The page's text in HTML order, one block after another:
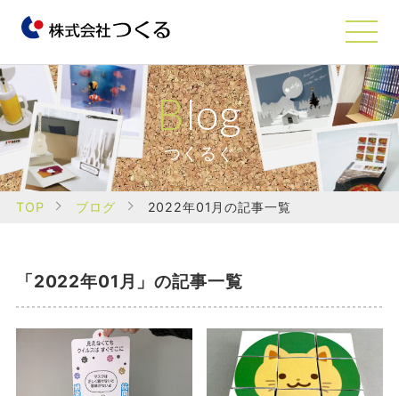
Blog
つくるぐ
TOP ブログ 2022年01月の記事一覧
「2022年01月」の記事一覧